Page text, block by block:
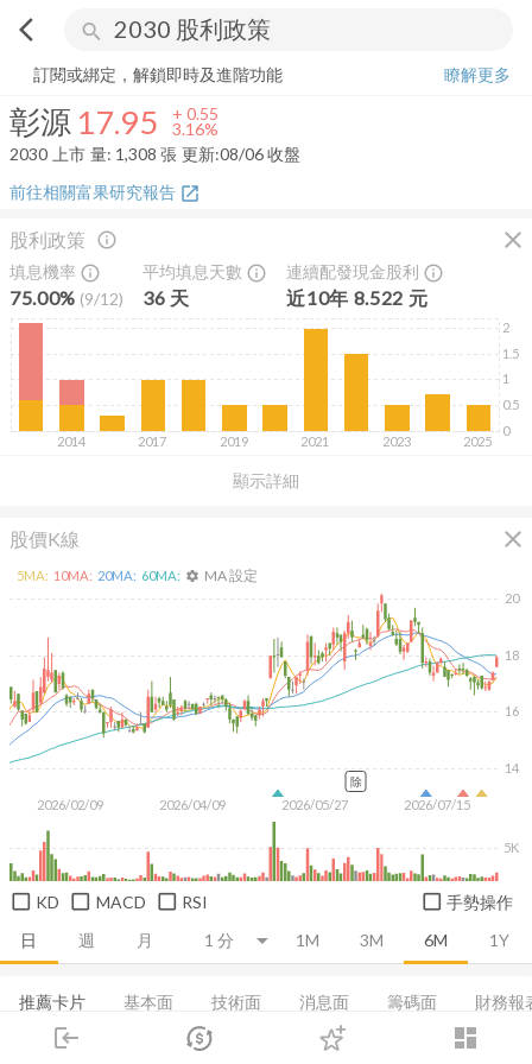
arrow_back_ios search
login dashboard
市場 登入
彰源 17.95+ 3.16%
訂閱或綁定，解鎖即時及進階功能
瞭解更多
彰源 17.95 + 0.55
3.16%
2030 上市 量: 1,308 張 更新:08/06 收盤
前往相關富果研究報告 open_in_new
股利政策 close
顯示詳細
info_outline
填息機率 info_outline
75.00% (9/12)
平均填息天數 info_outline
36 天
連續配發現金股利 info_outline
近10年 8.522 元
2014 2017 2019 2021 2023 2025
0
0.5
1
1.5
2
股價K線 close
日 週 月 1M 3M 6M 1Y
2026/02/09 2026/04/09 2026/05/27 2026/07/15
14
16
18
20
5K
5MA: 10MA: 20MA: 60MA: settings MA 設定
除
KD MACD RSI 手勢操作
推薦卡片 基本面 技術面 消息面 籌碼面 財務報
當日主力券商 融資融券 董監持股 基本概況